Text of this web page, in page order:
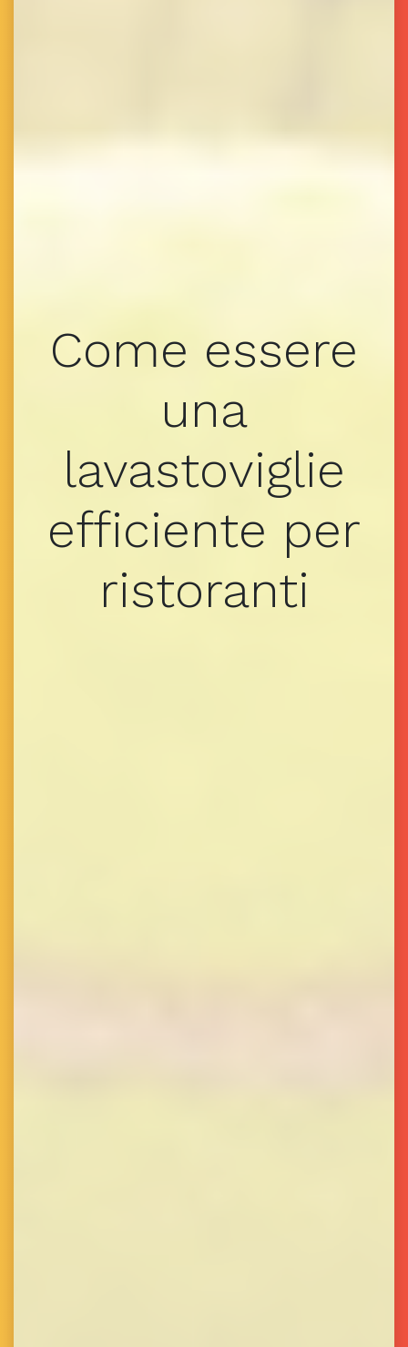
Come essere
una
lavastoviglie
efficiente per
ristoranti